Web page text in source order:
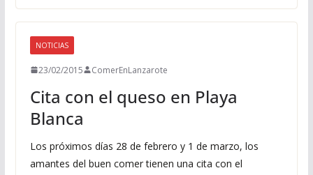
NOTICIAS
23/02/2015 ComerEnLanzarote
Cita con el queso en Playa
Blanca
Los próximos días 28 de febrero y 1 de marzo, los
amantes del buen comer tienen una cita con el